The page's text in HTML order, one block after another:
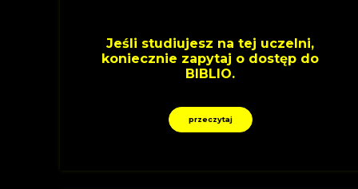
Jeśli studiujesz na tej uczelni,
koniecznie zapytaj o dostęp do
BIBLIO.
przeczytaj